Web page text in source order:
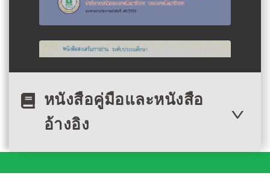
นกกางเขน
Author :หลวงกีรติวิทโยฬารและ
นายอร่าม สิทริสาริบุตร
หนังสือคู่มือและหนังสือ
อ้างอิง